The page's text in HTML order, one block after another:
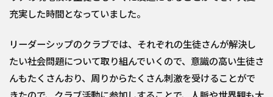
充実した時間となっていました。
リーダーシップのクラブでは、それぞれの生徒さんが解決し
たい社会問題について取り組んでいくので、意識の高い生徒さ
んもたくさんおり、周りからたくさん刺激を受けることがで